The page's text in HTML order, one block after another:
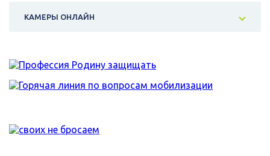
КАМЕРЫ ОНЛАЙН